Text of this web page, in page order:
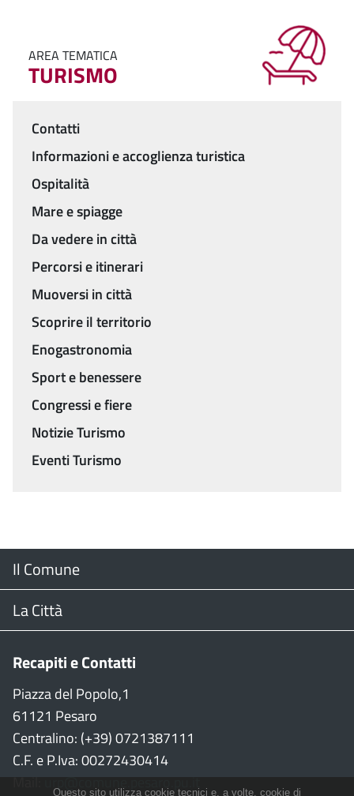
AREA TEMATICA
TURISMO
Menu
Contatti
Informazioni e accoglienza turistica
Ospitalità
Mare e spiagge
Da vedere in città
Percorsi e itinerari
Muoversi in città
Scoprire il territorio
Enogastronomia
Sport e benessere
Congressi e fiere
Notizie Turismo
Eventi Turismo
Menu
Footer
Il Comune
Il Sindaco
Consiglio Comunale
CON
Garante persone con disabilità
La Città
Stradario
WiFi
Città della Musica
Recapiti e Contatti
Piazza del Popolo,1
61121 Pesaro
Centralino: (+39) 0721387111
C.F. e P.Iva: 00272430414
Mail:urp@comune.pesaro.pu.it
Questo sito utilizza cookie tecnici e, a volte, cookie di